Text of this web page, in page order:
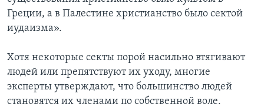
Греции, а в Палестине христианство было сектой
иудаизма».
Хотя некоторые секты порой насильно втягивают
людей или препятствуют их уходу, многие
эксперты утверждают, что большинство людей
становятся их членами по собственной воле.